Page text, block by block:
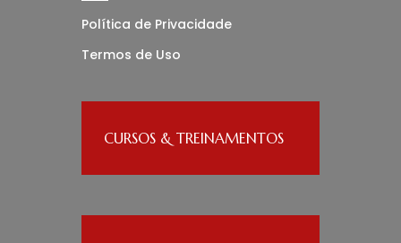
Política de Privacidade
Termos de Uso
CURSOS & TREINAMENTOS